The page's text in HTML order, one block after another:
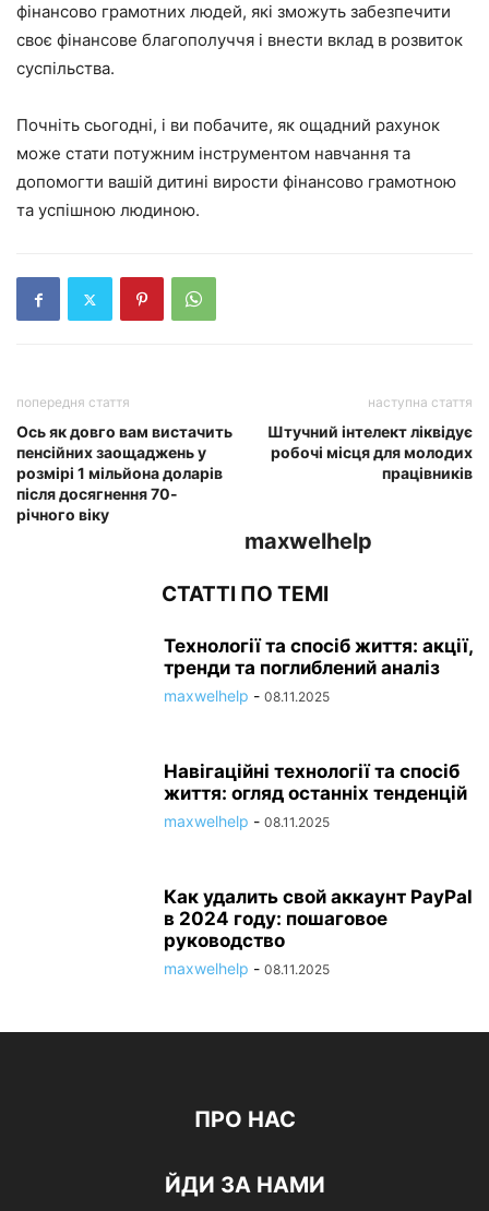
фінансово грамотних людей, які зможуть забезпечити
своє фінансове благополуччя і внести вклад в розвиток
суспільства.
Почніть сьогодні, і ви побачите, як ощадний рахунок
може стати потужним інструментом навчання та
допомогти вашій дитині вирости фінансово грамотною
та успішною людиною.
попередня стаття
Ось як довго вам вистачить
пенсійних заощаджень у
розмірі 1 мільйона доларів
після досягнення 70-
річного віку
наступна стаття
Штучний інтелект ліквідує
робочі місця для молодих
працівників
maxwelhelp
СТАТТІ ПО ТЕМІ
Технології та спосіб життя: акції,
тренди та поглиблений аналіз
maxwelhelp - 08.11.2025
Навігаційні технології та спосіб
життя: огляд останніх тенденцій
maxwelhelp - 08.11.2025
Как удалить свой аккаунт PayPal
в 2024 году: пошаговое
руководство
maxwelhelp - 08.11.2025
ПРО НАС
ЙДИ ЗА НАМИ